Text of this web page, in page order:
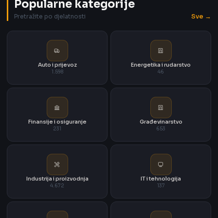
Popularne kategorije
Pretražite po djelatnosti Sve →
Auto i prijevoz
1.598
Energetika i rudarstvo
46
Finansije i osiguranje
231
Građevinarstvo
653
Industrija i proizvodnja
4.672
IT i tehnologija
137